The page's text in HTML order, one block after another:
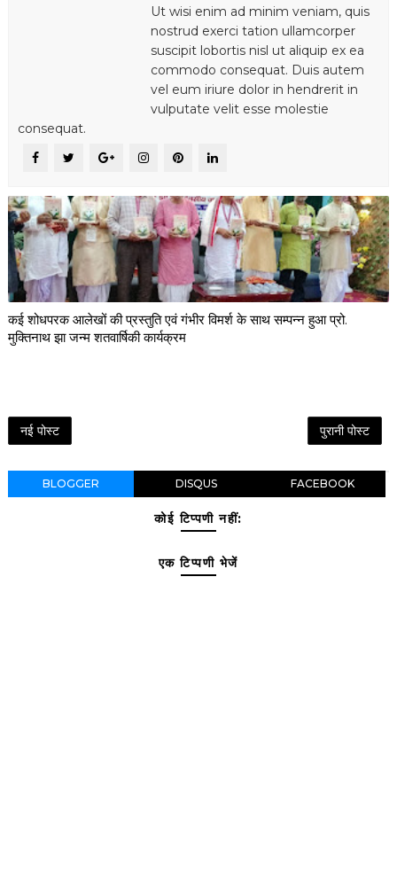
Ut wisi enim ad minim veniam, quis
nostrud exerci tation ullamcorper
suscipit lobortis nisl ut aliquip ex ea
commodo consequat. Duis autem
vel eum iriure dolor in hendrerit in
vulputate velit esse molestie
consequat.
कई शोधपरक आलेखों की प्रस्तुति एवं गंभीर विमर्श के साथ सम्पन्न हुआ प्रो.
मुक्तिनाथ झा जन्म शतवार्षिकी कार्यक्रम
नई पोस्ट पुरानी पोस्ट
BLOGGER DISQUS FACEBOOK
कोई टिप्पणी नहीं:
एक टिप्पणी भेजें